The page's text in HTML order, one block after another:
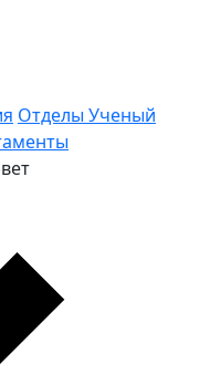
Отделы Ученый